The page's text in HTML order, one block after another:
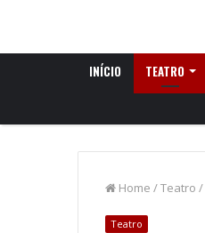
INÍCIO TEATRO
Home /Teatro /
Teatro